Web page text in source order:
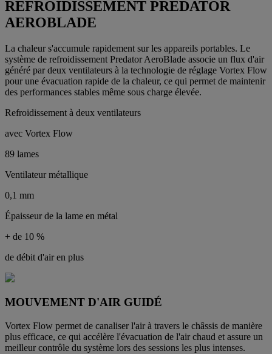
REFROIDISSEMENT PREDATOR
AEROBLADE
La chaleur s'accumule rapidement sur les appareils portables. Le
système de refroidissement Predator AeroBlade associe un flux d'air
généré par deux ventilateurs à la technologie de réglage Vortex Flow
pour une évacuation rapide de la chaleur, ce qui permet de maintenir
des performances stables même sous charge élevée.
Refroidissement à deux ventilateurs
avec Vortex Flow
89 lames
Ventilateur métallique
0,1 mm
Épaisseur de la lame en métal
+ de 10 %
de débit d'air en plus
MOUVEMENT D'AIR GUIDÉ
Vortex Flow permet de canaliser l'air à travers le châssis de manière
plus efficace, ce qui accélère l'évacuation de l'air chaud et assure un
meilleur contrôle du système lors des sessions les plus intenses.